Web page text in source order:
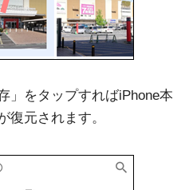
」をタップすればiPhone本
復元されます。